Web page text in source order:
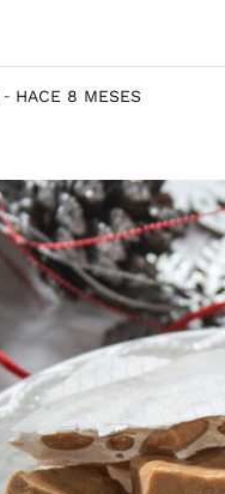
HACE 8 MESES